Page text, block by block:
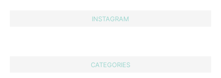
INSTAGRAM
CATEGORIES